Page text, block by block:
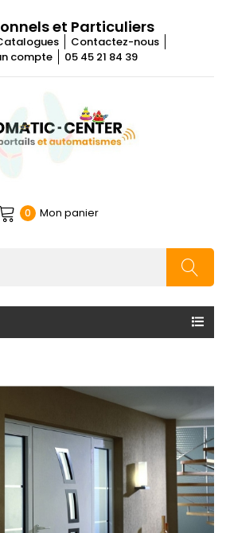
et Particuliers
Contactez-nous
compte
05 45 21 84 39
0 Mon panier